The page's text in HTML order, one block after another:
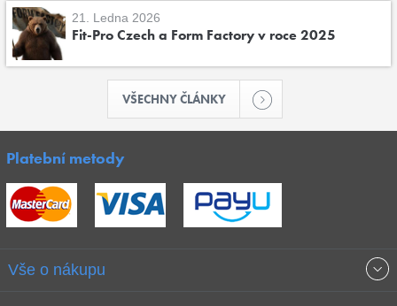
21. Ledna 2026
Fit-Pro Czech a Form Factory v roce 2025
VŠECHNY ČLÁNKY
Platební metody
Vše o nákupu